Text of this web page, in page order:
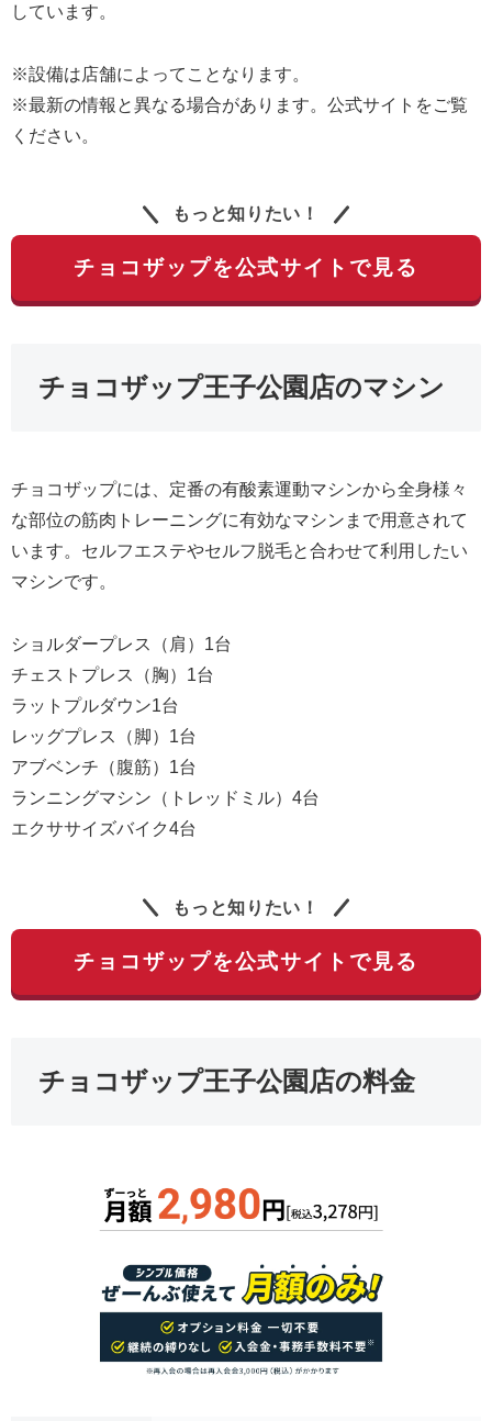
しています。
※設備は店舗によってことなります。
※最新の情報と異なる場合があります。公式サイトをご覧
ください。
もっと知りたい！
チョコザップを公式サイトで見る
チョコザップ王子公園店のマシン
チョコザップには、定番の有酸素運動マシンから全身様々
な部位の筋肉トレーニングに有効なマシンまで用意されて
います。セルフエステやセルフ脱毛と合わせて利用したい
マシンです。
ショルダープレス（肩）1台
チェストプレス（胸）1台
ラットプルダウン1台
レッグプレス（脚）1台
アブベンチ（腹筋）1台
ランニングマシン（トレッドミル）4台
エクササイズバイク4台
もっと知りたい！
チョコザップを公式サイトで見る
チョコザップ王子公園店の料金